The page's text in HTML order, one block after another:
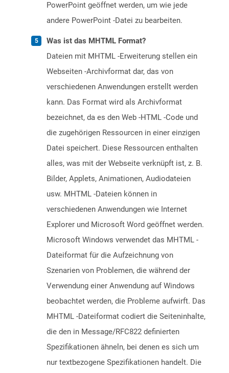
PowerPoint geöffnet werden, um wie jede
andere PowerPoint -Datei zu bearbeiten.
Was ist das MHTML Format?
Dateien mit MHTML -Erweiterung stellen ein
Webseiten -Archivformat dar, das von
verschiedenen Anwendungen erstellt werden
kann. Das Format wird als Archivformat
bezeichnet, da es den Web -HTML -Code und
die zugehörigen Ressourcen in einer einzigen
Datei speichert. Diese Ressourcen enthalten
alles, was mit der Webseite verknüpft ist, z. B.
Bilder, Applets, Animationen, Audiodateien
usw. MHTML -Dateien können in
verschiedenen Anwendungen wie Internet
Explorer und Microsoft Word geöffnet werden.
Microsoft Windows verwendet das MHTML -
Dateiformat für die Aufzeichnung von
Szenarien von Problemen, die während der
Verwendung einer Anwendung auf Windows
beobachtet werden, die Probleme aufwirft. Das
MHTML -Dateiformat codiert die Seiteninhalte,
die den in Message/RFC822 definierten
Spezifikationen ähneln, bei denen es sich um
nur textbezogene Spezifikationen handelt. Die